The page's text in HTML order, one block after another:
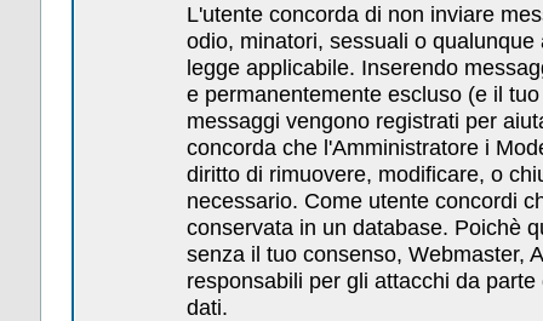
L'utente concorda di non inviare
odio, minatori, sessuali o
legge applicabile. Inserendo
e permanentemente escluso (e il
messaggi vengono registrati per
concorda che l'Amministratore i
diritto di rimuovere, modificare, o
necessario. Come utente concordi
conservata in un database. Poichè
senza il tuo consenso, Webmaster,
responsabili per gli attacchi da
dati.